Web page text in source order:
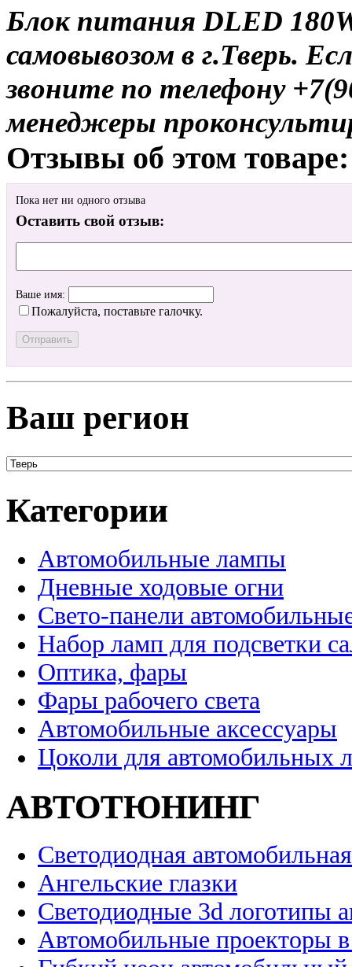
Блок питания DLED
самовывозом в г.Тверь.
звоните по телефону
менеджеры
Отзывы об этом товаре:
Пока нет ни одного отзыва
Оставить свой отзыв:
Ваше имя:
Пожалуйста, поставьте галочку.
Ваш регион
Категории
Автомобильные лампы
Дневные ходовые огни
Свето-панели
Набор ламп для подсветки
Оптика, фары
Фары рабочего света
Автомобильные аксессуары
Цоколи для автомобильных
АВТОТЮНИНГ
Светодиодная
Ангельские глазки
Светодиодные 3d логотипы
Автомобильные проекторы